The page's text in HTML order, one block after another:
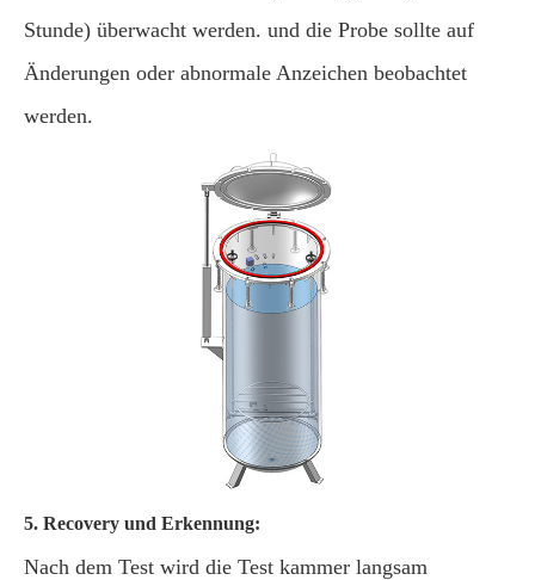
Stunde) überwacht werden. und die Probe sollte auf
Änderungen oder abnormale Anzeichen beobachtet
werden.
5. Recovery und Erkennung:
Nach dem Test wird die Test kammer langsam